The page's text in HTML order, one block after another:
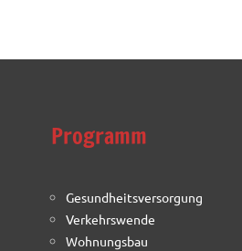
Programm
Gesundheitsversorgung
Verkehrswende
Wohnungsbau